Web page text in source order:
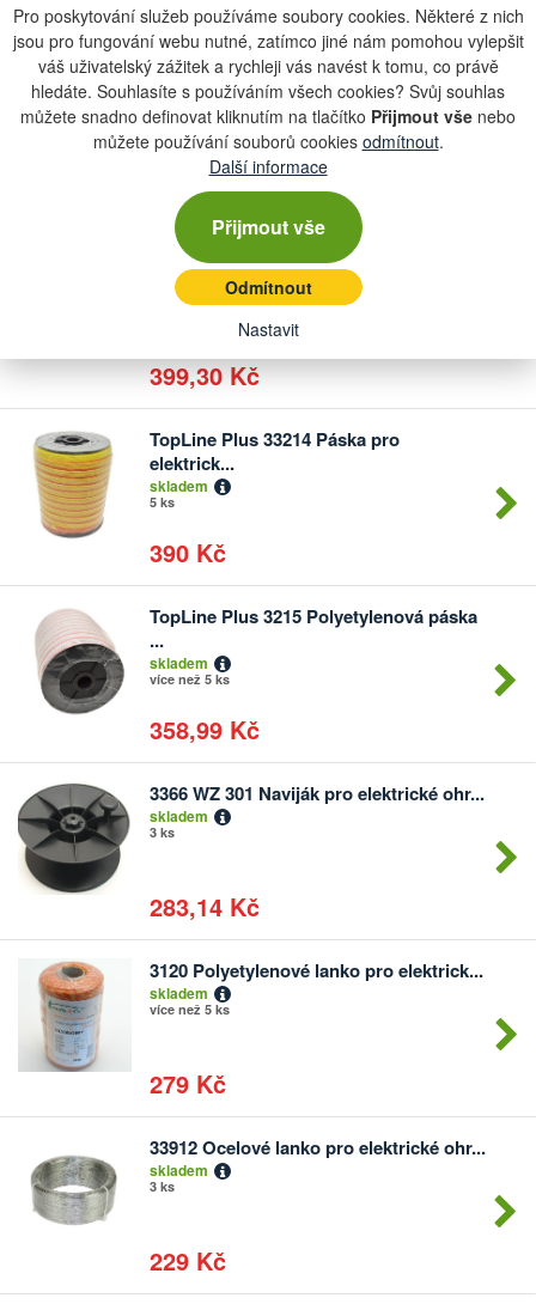
Pro poskytování služeb používáme soubory cookies. Některé z nich
jsou pro fungování webu nutné, zatímco jiné nám pomohou vylepšit
váš uživatelský zážitek a rychleji vás navést k tomu, co právě
hledáte. Souhlasíte s používáním všech cookies? Svůj souhlas
můžete snadno definovat kliknutím na tlačítko Přijmout vše nebo
můžete používání souborů cookies odmítnout.
Další informace
Přijmout vše
Odmítnout
Nastavit
465 Kč
Naviják pro elektrické ohradníky WZ
30...
skladem
3 ks
434,39 Kč
Počet
kusů
33393 Naviják na lanko a pásku MAXI
ná...
skladem
399,30 Kč
Počet
kusů
TopLine Plus 33214 Páska pro
elektrick...
skladem
5 ks
390 Kč
Počet
kusů
TopLine Plus 3215 Polyetylenová páska
...
skladem
více než 5 ks
358,99 Kč
Počet
3366 WZ 301 Naviják pro elektrické ohr...
skladem
3 ks
283,14 Kč
Počet
kusů
3120 Polyetylenové lanko pro elektrick...
skladem
více než 5 ks
279 Kč
Počet
kusů
33912 Ocelové lanko pro elektrické ohr...
skladem
3 ks
229 Kč
Počet
kusů